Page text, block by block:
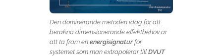
Den dominerande metoden idag för att
beräkna dimensionerande effektbehov är
att ta fram en energisignaturför
systemet som man extrapolerar till DVUT